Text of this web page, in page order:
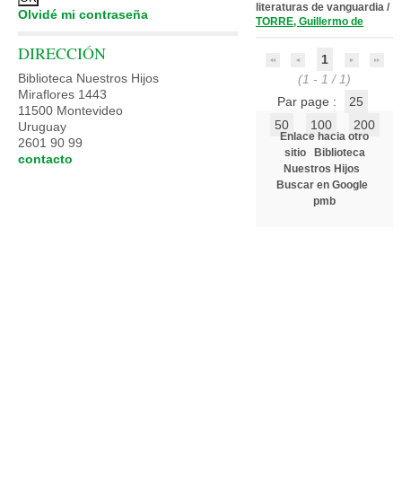
literaturas de vanguardia /
TORRE, Guillermo de
1
(1 - 1 / 1)
Par page :
25
50
100 200
Enlace hacia otro
sitio
Biblioteca
Nuestros Hijos
Buscar en Google
pmb
Olvidé mi contraseña
DIRECCIÓN
Biblioteca Nuestros Hijos
Miraflores 1443
11500 Montevideo
Uruguay
2601 90 99
contacto